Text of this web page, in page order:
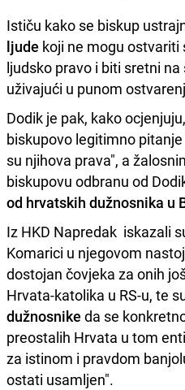
Ističu kako se biskup
ljude koji ne mogu
ljudsko pravo i biti sretni
uživajući u punom
Dodik je pak, kako
biskupovo legitimno
su njihova prava", a
biskupovu odbranu od
od hrvatskih dužnosnika u
Iz HKD Napredak iskazali
Komarici u njegovom
dostojan čovjeka za onih
Hrvata-katolika u RS-u, te
dužnosnike da se
preostalih Hrvata u tom
za istinom i pravdom
ostati usamljen".